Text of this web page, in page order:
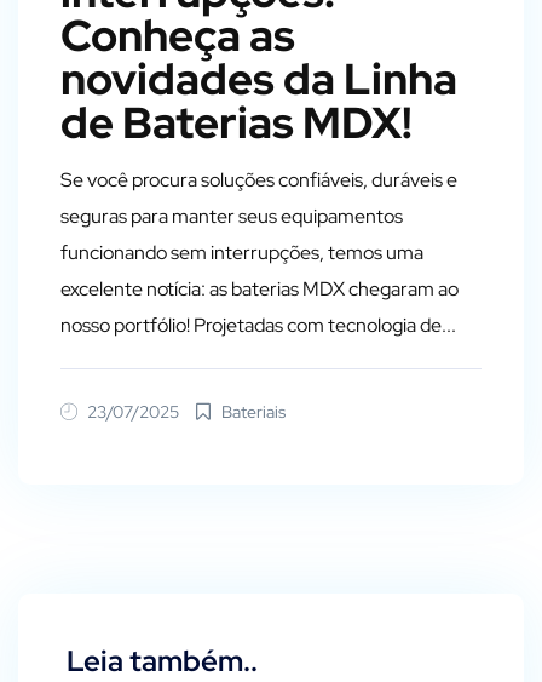
Conheça as
novidades da Linha
de Baterias MDX!
Se você procura soluções confiáveis, duráveis e
seguras para manter seus equipamentos
funcionando sem interrupções, temos uma
excelente notícia: as baterias MDX chegaram ao
nosso portfólio! Projetadas com tecnologia de...
23/07/2025 Bateriais
Leia também..